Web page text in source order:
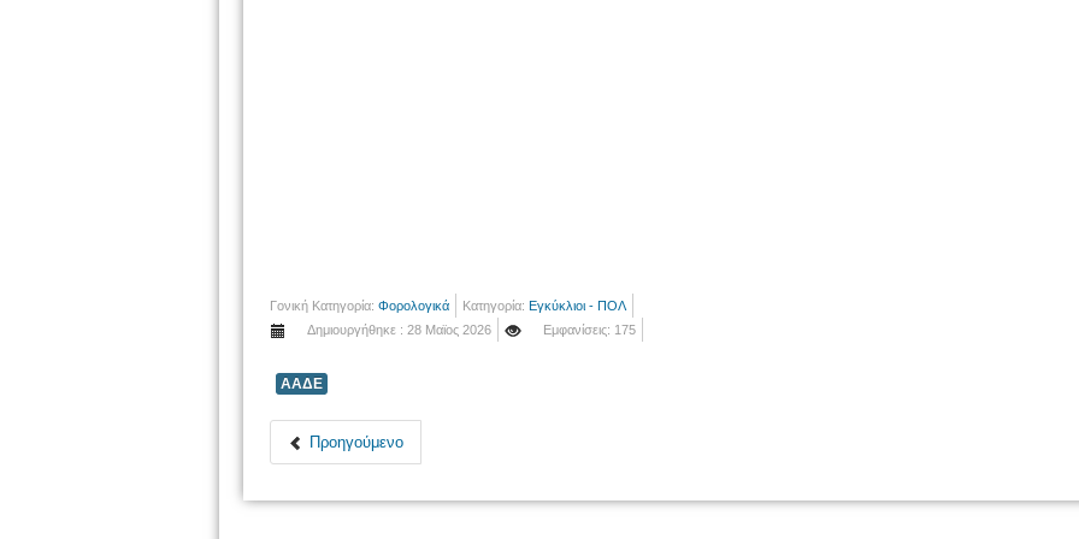
Γονική Κατηγορία: Φορολογικά Κατηγορία: Εγκύκλιοι - ΠΟΛ
Δημιουργήθηκε : 28 Μαϊος 2026
Εμφανίσεις: 175
ΑΑΔΕ
Προηγούμενο